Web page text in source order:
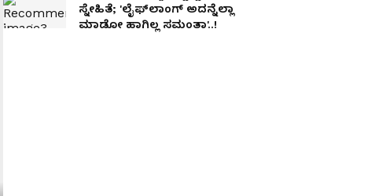
ಸ್ನೇಹಿತೆ; 'ಲೈಫ್‌ಲಾಂಗ್ ಅದನ್ನೆಲ್ಲಾ
ಮಾಡೋ ಹಾಗಿಲ್ಲ ಸಮಂತಾ'..!